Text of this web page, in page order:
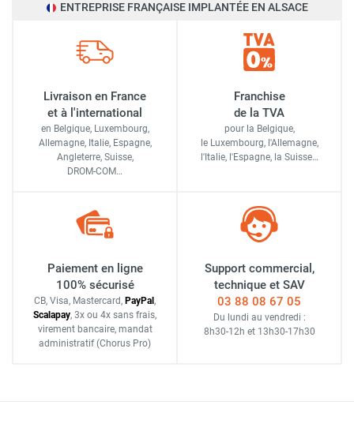
ENTREPRISE FRANÇAISE IMPLANTÉE EN ALSACE
Livraison en France
et à l'international
en Belgique, Luxembourg,
Allemagne, Italie, Espagne,
Angleterre, Suisse,
DROM-COM…
Franchise
de la TVA
pour la Belgique,
le Luxembourg, l'Allemagne,
l'Italie, l'Espagne, la Suisse…
Paiement en ligne
100% sécurisé
CB, Visa, Mastercard, PayPal ,
Scalapay, 3x ou 4x sans frais,
virement bancaire, mandat
administratif (Chorus Pro)
Support commercial,
technique et SAV
03 88 08 67 05
Du lundi au vendredi :
8h30-12h et 13h30-17h30